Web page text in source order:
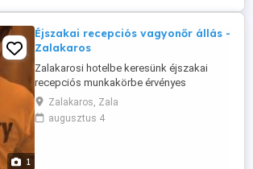
adókedvezmény ...
1
Éjszakai recepciós vagyonőr állás -
Zalakaros
Zalakarosi hotelbe keresünk éjszakai
recepciós munkakörbe érvényes
papírokkal rendelkező vagyonőr kollégát.
Zalakaros, Zala
augusztus 4